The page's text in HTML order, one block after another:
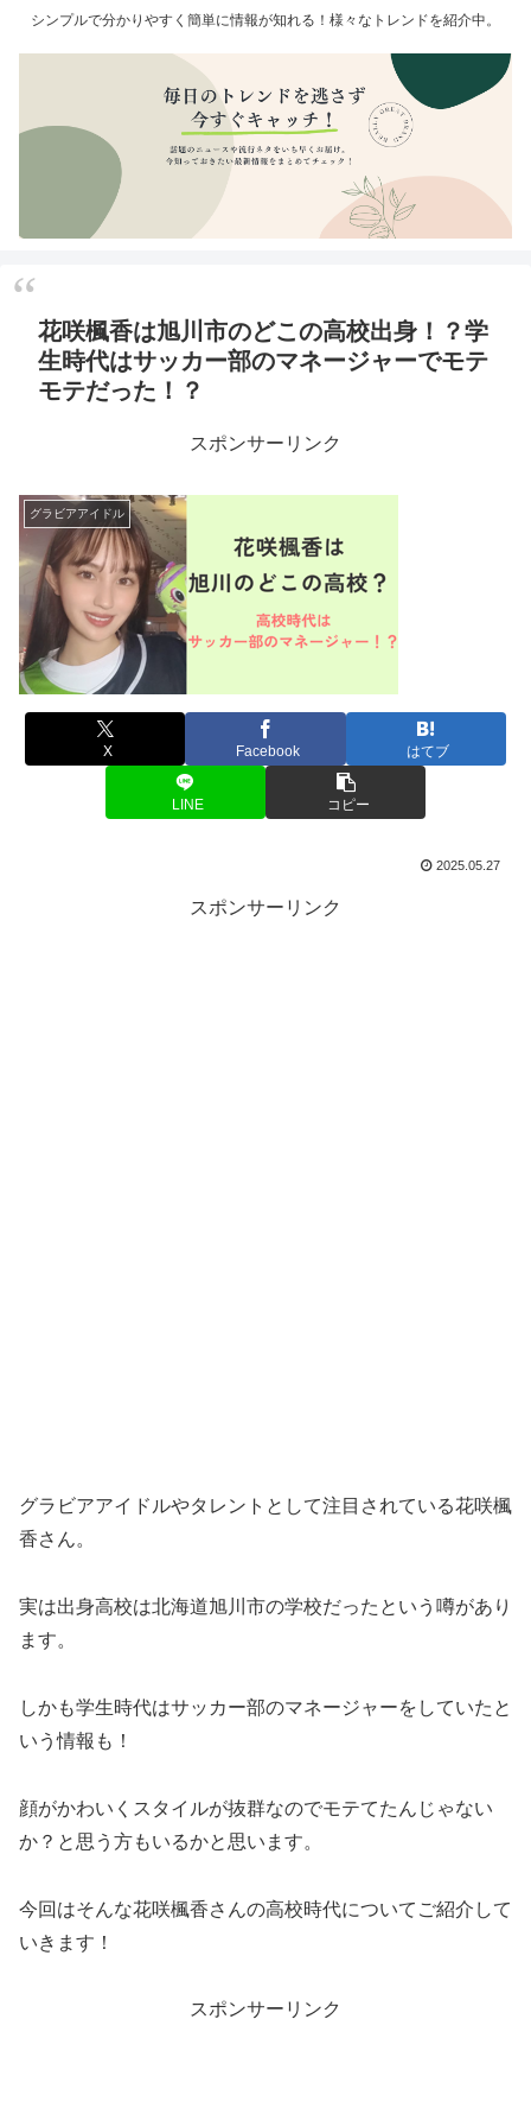
シンプルで分かりやすく簡単に情報が知れる！様々なトレンドを紹介中。
花咲楓香は旭川市のどこの高校出身！？学
生時代はサッカー部のマネージャーでモテ
モテだった！？
スポンサーリンク
グラビアアイドル
X Facebook はてブ
LINE コピー
2025.05.27
スポンサーリンク
グラビアアイドルやタレントとして注目されている花咲楓
香さん。
実は出身高校は北海道旭川市の学校だったという噂があり
ます。
しかも学生時代はサッカー部のマネージャーをしていたと
いう情報も！
顔がかわいくスタイルが抜群なのでモテてたんじゃない
か？と思う方もいるかと思います。
今回はそんな花咲楓香さんの高校時代についてご紹介して
いきます！
スポンサーリンク